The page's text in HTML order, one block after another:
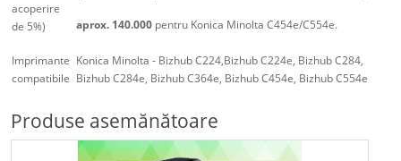
acoperire
de 5%)
aprox. 140.000 pentru Konica Minolta C454e/C554e.
Imprimante
compatibile
Konica Minolta - Bizhub C224,Bizhub C224e, Bizhub C284,
Bizhub C284e, Bizhub C364e, Bizhub C454e, Bizhub C554e
Produse asemănătoare